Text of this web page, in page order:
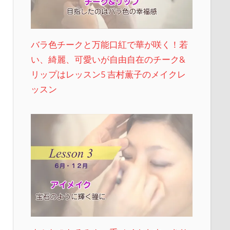
バラ色チークと万能口紅で華が咲く！若
い、綺麗、可愛いが自由自在のチーク&
リップはレッスン5 吉村薫子のメイクレ
ッスン